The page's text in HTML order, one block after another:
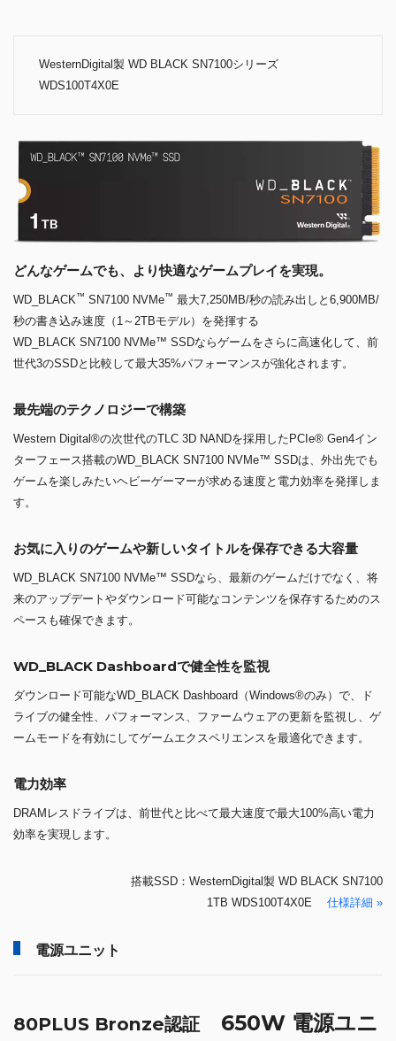
WesternDigital製 WD BLACK SN7100シリーズ
WDS100T4X0E
どんなゲームでも、より快適なゲームプレイを実現。
WD_BLACK™ SN7100 NVMe™ 最大7,250MB/秒の読み出しと6,900MB/
秒の書き込み速度（1～2TBモデル）を発揮する
WD_BLACK SN7100 NVMe™ SSDならゲームをさらに高速化して、前
世代3のSSDと比較して最大35%パフォーマンスが強化されます。
最先端のテクノロジーで構築
Western Digital®の次世代のTLC 3D NANDを採用したPCIe® Gen4イン
ターフェース搭載のWD_BLACK SN7100 NVMe™ SSDは、外出先でも
ゲームを楽しみたいヘビーゲーマーが求める速度と電力効率を発揮しま
す。
お気に入りのゲームや新しいタイトルを保存できる大容量
WD_BLACK SN7100 NVMe™ SSDなら、最新のゲームだけでなく、将
来のアップデートやダウンロード可能なコンテンツを保存するためのス
ペースも確保できます。
WD_BLACK Dashboardで健全性を監視
ダウンロード可能なWD_BLACK Dashboard（Windows®のみ）で、ド
ライブの健全性、パフォーマンス、ファームウェアの更新を監視し、ゲ
ームモードを有効にしてゲームエクスペリエンスを最適化できます。
電力効率
DRAMレスドライブは、前世代と比べて最大速度で最大100%高い電力
効率を実現します。
搭載SSD：WesternDigital製 WD BLACK SN7100
1TB WDS100T4X0E 仕様詳細 »
電源ユニット
80PLUS Bronze認証 650W 電源ユニ